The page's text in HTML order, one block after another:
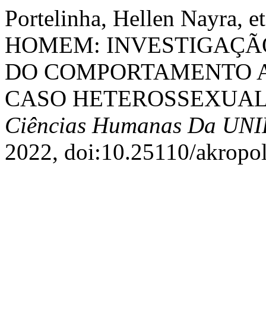
Portelinha, Hellen Nayra,
HOMEM:
DO COMPORTAMENTO
CASO
Ciências Humanas Da
2022, doi:10.25110/